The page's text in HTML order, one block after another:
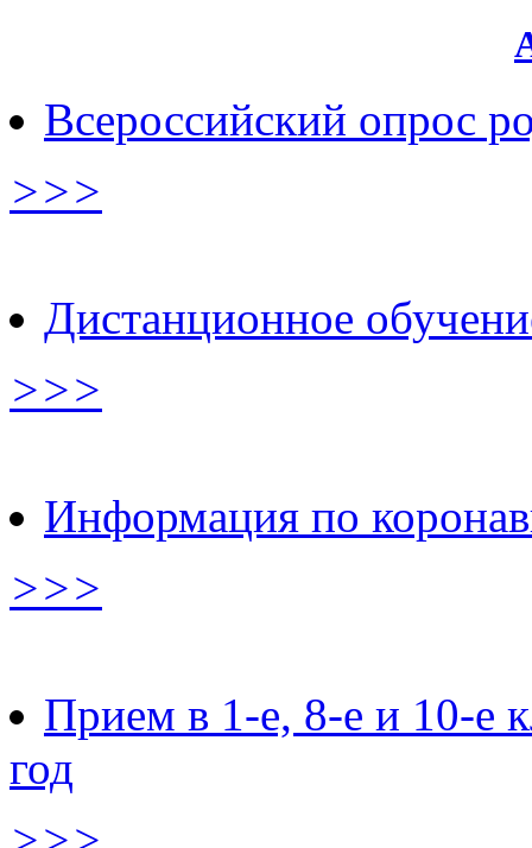
Всероссийский опрос
>>>
Дистанционное
>>>
Информация по
>>>
Прием в 1-е, 8-е и 10-е
год